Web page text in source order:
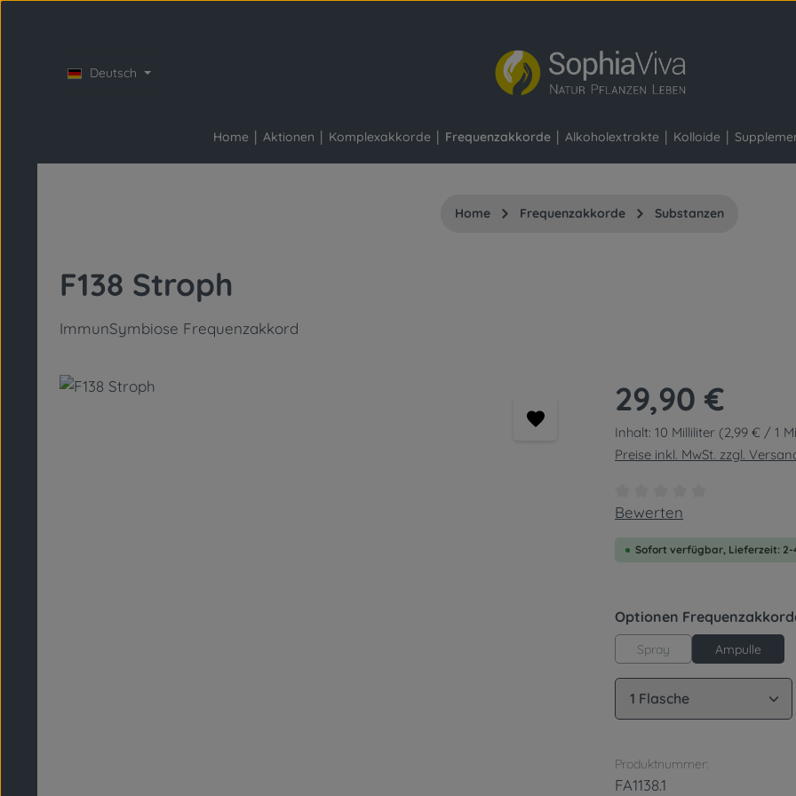
Deutsch
Home Aktionen Komplexakkorde Frequenzakkorde Alkoholextrakte Kolloide
Home Frequenzakkorde Substanzen
F138 Stroph
ImmunSymbiose Frequenzakkord
Bildergalerie überspringen Regulärer Preis:
29,90 €
Inhalt: 10 Milliliter (2,99 € / 1
Preise inkl. MwSt. zzgl.
Durchschnittliche
Bewerten
Sofort verfügbar, Lieferzeit: 2-
Optionen
Spray Ampulle
Produkt Anzahl:
Produktnummer:
FA1138.1